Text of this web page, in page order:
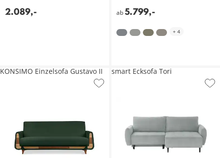
2.089,- ab 5.799,-
+ 4
KONSIMO Einzelsofa Gustavo II smart Ecksofa Tori